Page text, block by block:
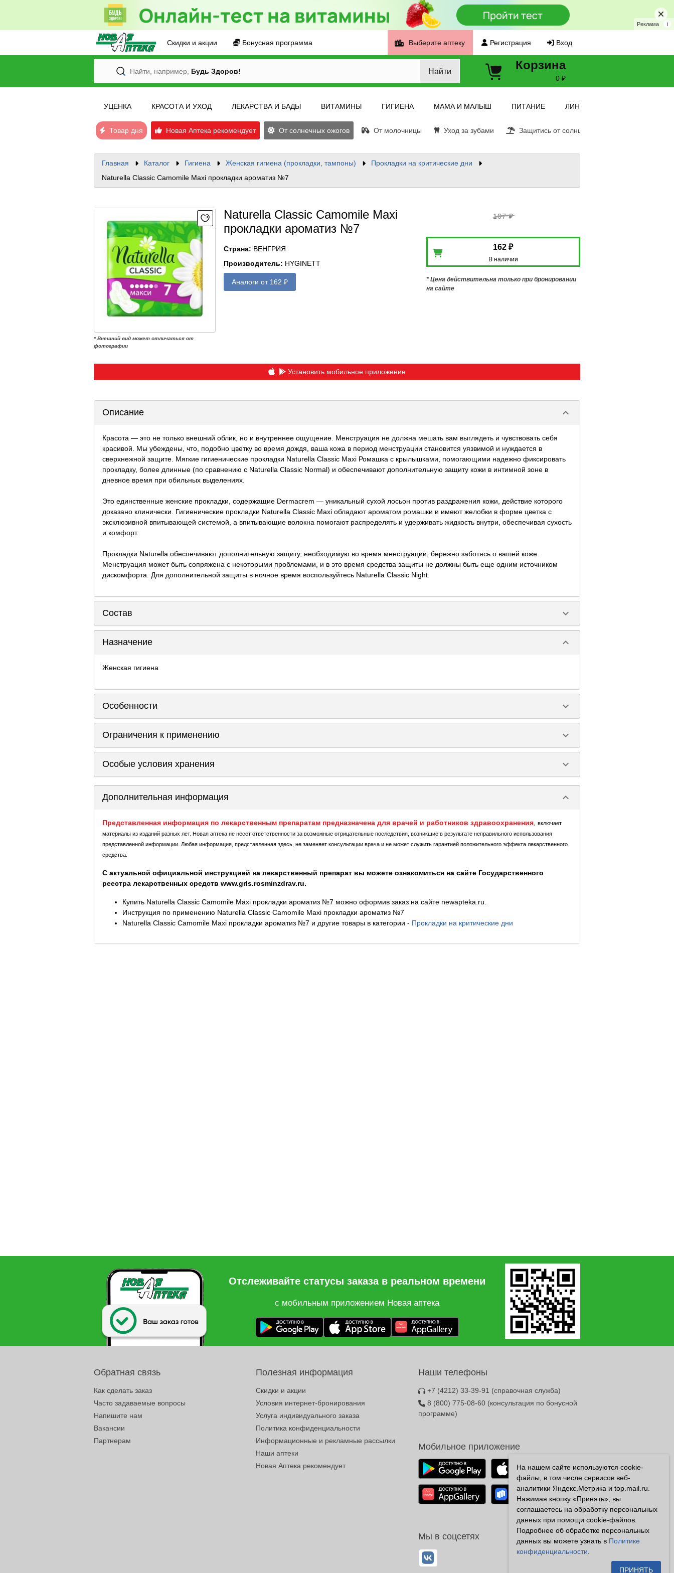
Реклама i
Скидки и акции Бонусная программа Выберите аптеку Регистрация Вход
Найти, например, Будь Здоров! Найти Корзина
0 ₽
УЦЕНКА КРАСОТА И УХОД ЛЕКАРСТВА И БАДЫ ВИТАМИНЫ ГИГИЕНА МАМА И МАЛЫШ ПИТАНИЕ ЛИНЗЫ
Товар дня Новая Аптека рекомендует От солнечных ожогов От молочницы Уход за зубами Защитись от солнца
Главная Каталог Гигиена Женская гигиена (прокладки, тампоны)
Прокладки на критические дни
Naturella Classic Camomile Maxi прокладки ароматиз №7
* Внешний вид может отличаться от
фотографии
Naturella Classic Camomile Maxi
прокладки ароматиз №7
Страна: ВЕНГРИЯ
Производитель: HYGINETT
Аналоги от 162 ₽
167 ₽
162 ₽
В наличии
* Цена действительна только при бронировании
на сайте
Установить мобильное приложение
Описание keyboard_arrow_down
Красота — это не только внешний облик, но и внутреннее ощущение. Менструация не должна мешать вам выглядеть и чувствовать себя
красивой. Мы убеждены, что, подобно цветку во время дождя, ваша кожа в период менструации становится уязвимой и нуждается в
сверхнежной защите. Мягкие гигиенические прокладки Naturella Classic Maxi Ромашка с крылышками, помогающими надежно фиксировать
прокладку, более длинные (по сравнению с Naturella Classic Normal) и обеспечивают дополнительную защиту кожи в интимной зоне в
дневное время при обильных выделениях.
Это единственные женские прокладки, содержащие Dermacrem — уникальный сухой лосьон против раздражения кожи, действие которого
доказано клинически. Гигиенические прокладки Naturella Classic Maxi обладают ароматом ромашки и имеют желобки в форме цветка с
эксклюзивной впитывающей системой, а впитывающие волокна помогают распределять и удерживать жидкость внутри, обеспечивая сухость
и комфорт.
Прокладки Naturella обеспечивают дополнительную защиту, необходимую во время менструации, бережно заботясь о вашей коже.
Менструация может быть сопряжена с некоторыми проблемами, и в это время средства защиты не должны быть еще одним источником
дискомфорта. Для дополнительной защиты в ночное время воспользуйтесь Naturella Classic Night.
Состав keyboard_arrow_down
Назначение keyboard_arrow_down
Женская гигиена
Особенности keyboard_arrow_down
Ограничения к применению keyboard_arrow_down
Особые условия хранения keyboard_arrow_down
Дополнительная информация keyboard_arrow_down
Представленная информация по лекарственным препаратам предназначена для врачей и работников здравоохранения
включает
материалы из изданий разных лет. Новая аптека не несет ответственности за возможные отрицательные последствия, возникшие в результате неправильного использования
представленной информации. Любая информация, представленная здесь, не заменяет консультации врача и не может служить гарантией положительного эффекта лекарственного
средства.
С актуальной официальной инструкцией на лекарственный препарат вы можете ознакомиться на сайте Государственного
реестра лекарственных средств www.grls.rosminzdrav.ru.
Купить Naturella Classic Camomile Maxi прокладки ароматиз №7 можно оформив заказ на сайте newapteka.ru.
Инструкция по применению Naturella Classic Camomile Maxi прокладки ароматиз №7
Naturella Classic Camomile Maxi прокладки ароматиз №7 и другие товары в категории - Прокладки на критические дни
Отслеживайте статусы заказа в реальном времени
с мобильным приложением Новая аптека
Обратная связь
Как сделать заказ
Часто задаваемые вопросы
Напишите нам
Вакансии
Партнерам
Полезная информация
Скидки и акции
Условия интернет-бронирования
Услуга индивидуального заказа
Политика конфиденциальности
Информационные и рекламные рассылки
Наши аптеки
Новая Аптека рекомендует
Наши телефоны
+7 (4212) 33-39-91 (справочная служба)
8 (800) 775-08-60 (консультация по бонусной
программе)
Мобильное приложение
Мы в соцсетях
На нашем сайте используются cookie-
файлы, в том числе сервисов веб-
аналитики Яндекс.Метрика и top.mail.ru.
Нажимая кнопку «Принять», вы
соглашаетесь на обработку персональных
данных при помощи cookie-файлов.
Подробнее об обработке персональных
данных вы можете узнать в Политике
конфиденциальности
ПРИНЯТЬ